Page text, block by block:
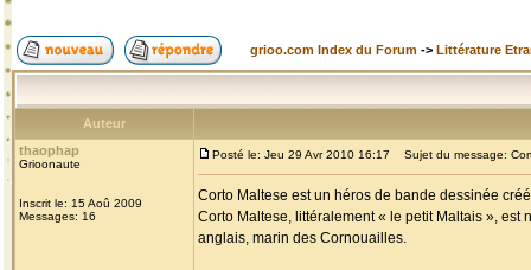
grioo.com Index du Forum -> Littérature
Auteur
thaophap
Grioonaute
Inscrit le: 15 Aoû 2009
Messages: 16
Posté le: Jeu 29 Avr 2010 16:17 Sujet du message:
Corto Maltese est un héros de bande dessinée
Corto Maltese, littéralement « le petit Maltais », est
anglais, marin des Cornouailles.